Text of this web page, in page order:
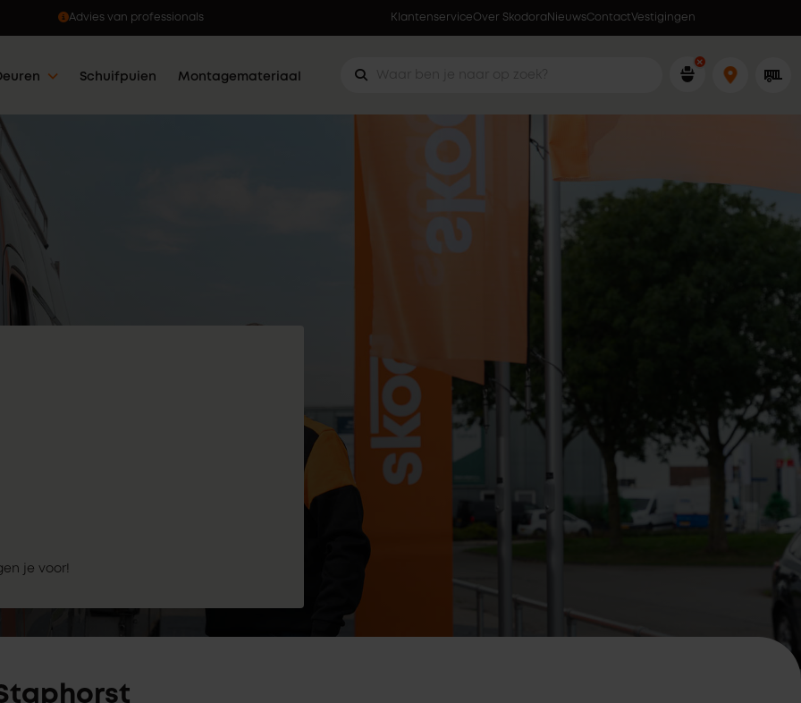
Ophalen wanneer jou dat uitkomt Lokaal geproduceerd in eigen fabriek
KlantenserviceOver Skodora NieuwsContactVestigingen
Schuifpuien Montagemateriaal
je voor!